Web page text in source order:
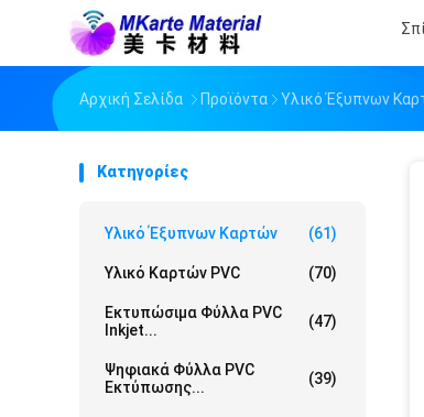
Αρχική Σελίδα Προϊόντα Υλικό Έξυπνων
Κατηγορίες
Υλικό Έξυπνων Καρτών (61)
Υλικό Καρτών PVC (70)
Εκτυπώσιμα Φύλλα PVC
Inkjet...
(47)
Ψηφιακά Φύλλα PVC
Εκτύπωσης...
(39)